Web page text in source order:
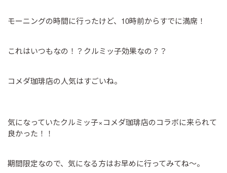
モーニングの時間に行ったけど、10時前からすでに満席！
これはいつもなの！？クルミッ子効果なの？？
コメダ珈琲店の人気はすごいね。
気になっていたクルミッ子×コメダ珈琲店のコラボに来られて
良かった！！
期間限定なので、気になる方はお早めに行ってみてね～。